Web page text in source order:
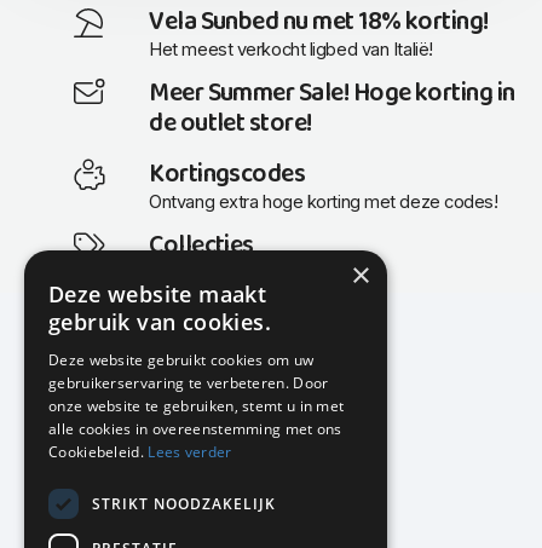
Vela Sunbed nu met 18% korting!
Het meest verkocht ligbed van Italië!
Meer Summer Sale! Hoge korting in
de outlet store!
Kortingscodes
Ontvang extra hoge korting met deze codes!
Collecties
Actuele en populaire collecties
KMP Kantoormeubilair
Airport Business Park
Frankfurtstraat 29-31
1175 RH Lijnden
020-617 01 26
info@kmpkantoormeubilair.nl
×
Deze website maakt
gebruik van cookies.
Deze website gebruikt cookies om uw
gebruikerservaring te verbeteren. Door
onze website te gebruiken, stemt u in met
alle cookies in overeenstemming met ons
Cookiebeleid. Lees verder
STRIKT NOODZAKELIJK